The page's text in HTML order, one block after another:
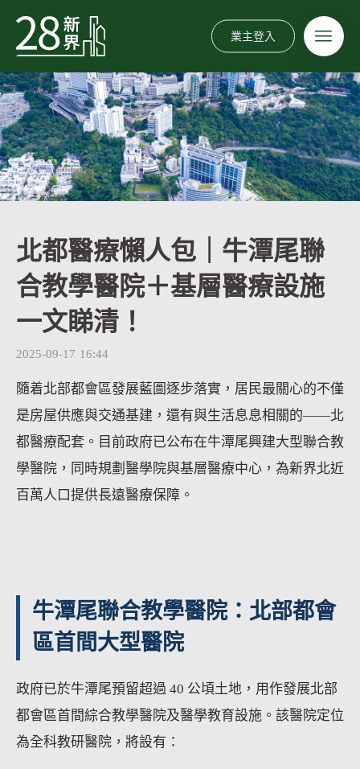
業主登入
北都醫療懶人包｜牛潭尾聯
合教學醫院＋基層醫療設施
一文睇清！
2025-09-17 16:44
隨着北部都會區發展藍圖逐步落實，居民最關心的不僅
是房屋供應與交通基建，還有與生活息息相關的——北
都醫療配套。目前政府已公布在牛潭尾興建大型聯合教
學醫院，同時規劃醫學院與基層醫療中心，為新界北近
百萬人口提供長遠醫療保障。
牛潭尾聯合教學醫院：北部都會
區首間大型醫院
政府已於牛潭尾預留超過 40 公頃土地，用作發展北部
都會區首間綜合教學醫院及醫學教育設施。該醫院定位
為全科教研醫院，將設有：